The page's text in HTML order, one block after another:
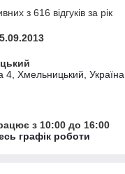
з 616 відгуків за рік
4, Хмельницький, Україна
з 10:00 до 16:00
графік роботи